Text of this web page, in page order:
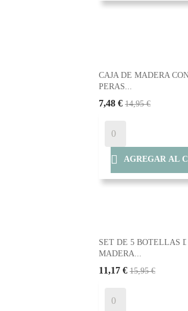
CAJA DE MADERA
PERAS...
7,48 € 14,95 €
 AGREGAR AL
SET DE 5 BOTELLAS
MADERA...
11,17 € 15,95 €